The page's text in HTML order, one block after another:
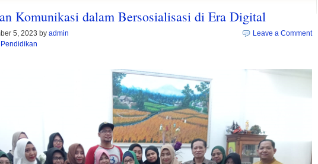
Komunikasi dalam Bersosialisasi di Era Digital
5, 2023 by admin
Pendidikan
Leave a Comment